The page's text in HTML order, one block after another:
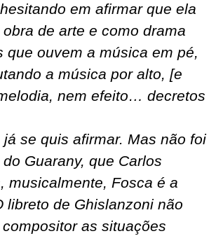
em afirmar que ela
de arte e como drama
que ouvem a música em pé,
a música por alto, [e
nem efeito… decretos
se quis afirmar. Mas não foi
Guarany, que Carlos
musicalmente, Fosca é a
libreto de Ghislanzoni não
as situações